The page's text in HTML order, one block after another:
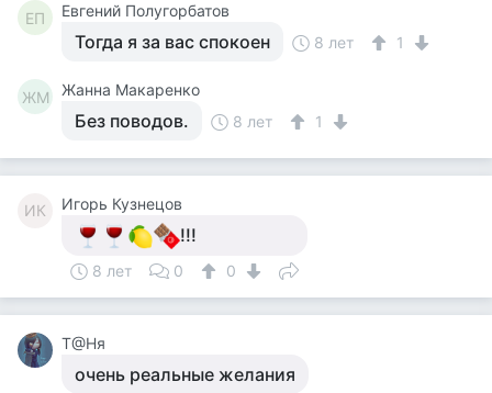
ЕП Евгений Полугорбатов
Тогда я за вас спокоен 8 лет 1
ЖМ Жанна Макаренко
Без поводов. 8 лет 1
ИК Игорь Кузнецов
!!!
8 лет 0 0
Т@Ня
очень реальные желания